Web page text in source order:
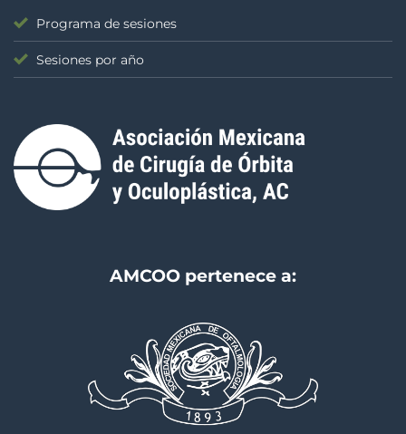
Programa de sesiones
Sesiones por año
AMCOO pertenece a: